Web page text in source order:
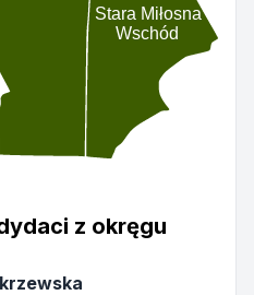
Stara Miłosna
Wschód
z okręgu